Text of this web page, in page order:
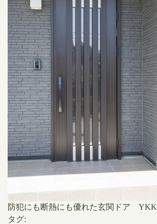
防犯にも断熱にも優れた玄関ドア YKK
タグ: